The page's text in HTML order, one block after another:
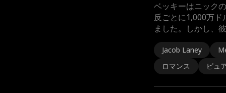
ベッキーはニック
反ごとに1,000万
ました。しかし、
Jacob Laney
ロマンス
ピュ